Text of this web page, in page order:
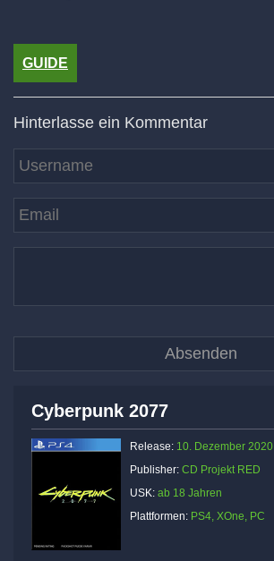
GUIDE
Hinterlasse ein Kommentar
Cyberpunk 2077
Release: 10. Dezember 2020
Publisher: CD Projekt RED
USK: ab 18 Jahren
Plattformen: PS4, XOne, PC